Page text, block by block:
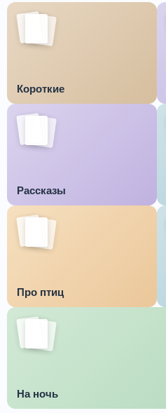
Короткие
Рассказы
Про птиц
На ночь